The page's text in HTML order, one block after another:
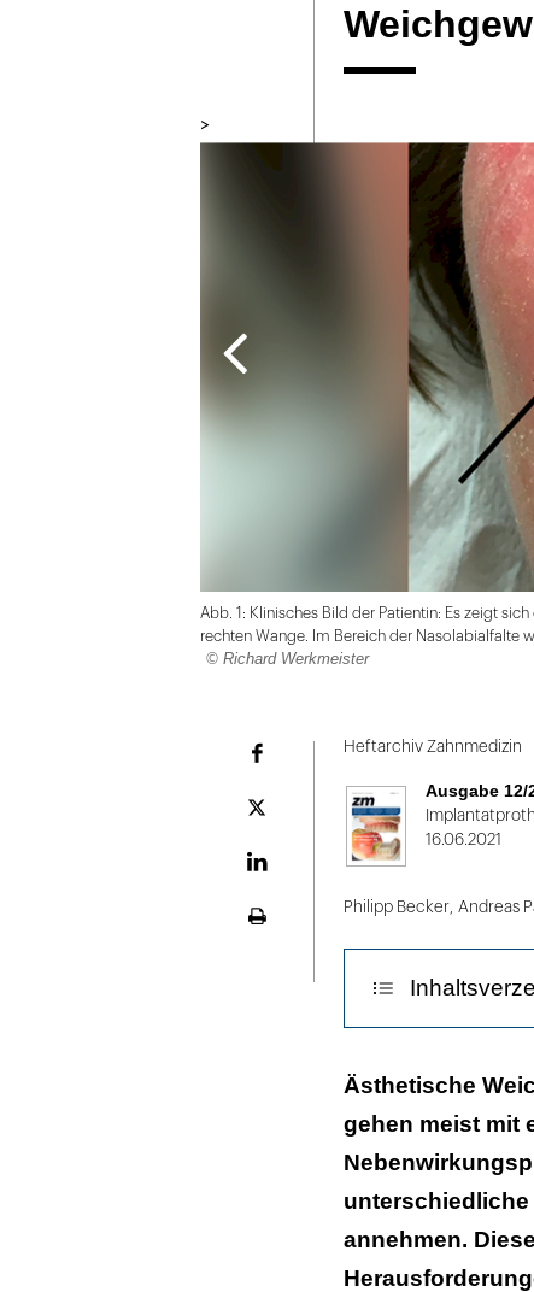
>
Abb. 1: Klinisches Bild der Patientin: Es zeigt
rechten Wange. Im Bereich der Nasolabialfalte
© Richard Werkmeister
Plattform
Heftarchiv Zahnmedizin
Ausgabe 12/
16.06.2021
Philipp Becker, Andreas
Diskussion
Patientenfall
Fazit für die
Literaturliste
Ästhetische
gehen meist mit
annehmen.